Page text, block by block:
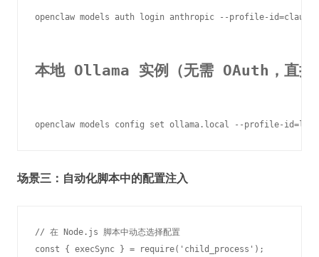
openclaw models auth login anthropic --profile-id=claude-
本地 Ollama 实例（无需 OAuth，直接
场景三：自动化脚本中的配置注入
// 在 Node.js 脚本中动态选择配置
const { execSync } = require('child_process');